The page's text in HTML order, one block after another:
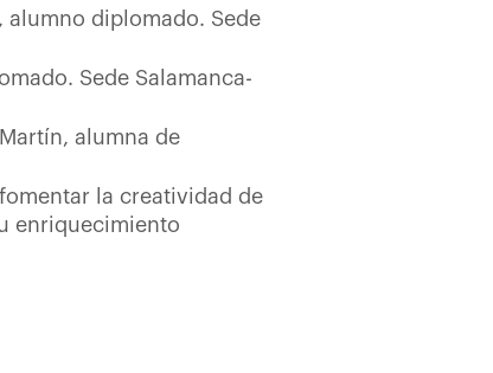
alumno diplomado. Sede
Sede Salamanca-
alumna de
la creatividad de
enriquecimiento